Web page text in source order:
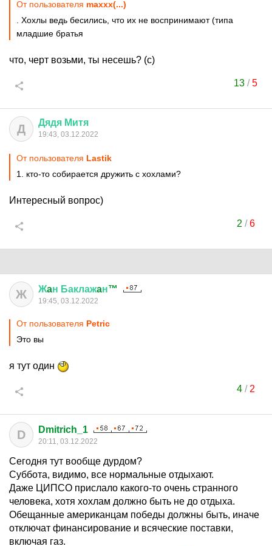
От пользователя maxxx(...)
. Хохлы ведь бесились, что их не воспринимают (типа
младшие братья
что, черт возьми, ты несешь? (с)
13 /5
Д Дядя Митя
19:43, 03.12.2022
От пользователя Lastik
1. кто-то собирается дружить с хохлами?
Интересный вопрос)
2 /6
Ж Жaн Баклажaн™
19:45, 03.12.2022
От пользователя Petric
Это вы
я тут один
4/ 2
D Dmitrich_1
20:11, 03.12.2022
Сегодня тут вообще дурдом?
Суббота, видимо, все нормальные отдыхают.
Даже ЦИПСО прислало какого-то очень странного
человека, хотя хохлам должно быть не до отдыха.
Обещанные американцам победы должны быть, иначе
отключат финансирование и всяческие поставки,
включая газ.